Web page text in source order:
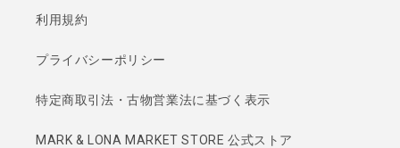
利用規約
プライバシーポリシー
特定商取引法・古物営業法に基づく表示
MARK & LONA MARKET STORE 公式ストア